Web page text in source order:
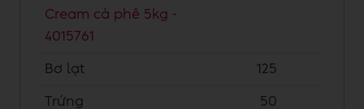
Cream cà phê 5kg -
4015761
Bơ lạt 125
Trứng 50